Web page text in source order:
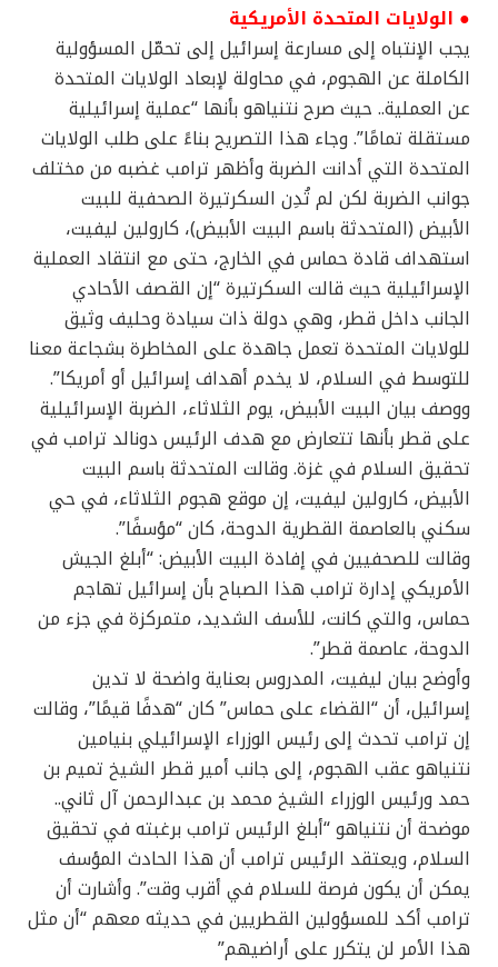
● الولايات المتحدة الأمريكية
يجب الإنتباه إلى مسارعة إسرائيل إلى تحمّل المسؤولية
الكاملة عن الهجوم، في محاولة لإبعاد الولايات المتحدة
عن العملية.. حيث صرح نتنياهو بأنها “عملية إسرائيلية
مستقلة تمامًا”. وجاء هذا التصريح بناءً على طلب الولايات
المتحدة التي أدانت الضربة وأظهر ترامب غضبه من مختلف
جوانب الضربة لكن لم تُدِن السكرتيرة الصحفية للبيت
الأبيض (المتحدثة باسم البيت الأبيض)، كارولين ليفيت،
استهداف قادة حماس في الخارج، حتى مع انتقاد العملية
الإسرائيلية حيث قالت السكرتيرة “إن القصف الأحادي
الجانب داخل قطر، وهي دولة ذات سيادة وحليف وثيق
للولايات المتحدة تعمل جاهدة على المخاطرة بشجاعة معنا
للتوسط في السلام، لا يخدم أهداف إسرائيل أو أمريكا”.
ووصف بيان البيت الأبيض، يوم الثلاثاء، الضربة الإسرائيلية
على قطر بأنها تتعارض مع هدف الرئيس دونالد ترامب في
تحقيق السلام في غزة. وقالت المتحدثة باسم البيت
الأبيض، كارولين ليفيت، إن موقع هجوم الثلاثاء، في حي
سكني بالعاصمة القطرية الدوحة، كان “مؤسفًا”.
وقالت للصحفيين في إفادة البيت الأبيض: “أبلغ الجيش
الأمريكي إدارة ترامب هذا الصباح بأن إسرائيل تهاجم
حماس، والتي كانت، للأسف الشديد، متمركزة في جزء من
الدوحة، عاصمة قطر”.
وأوضح بيان ليفيت، المدروس بعناية واضحة لا تدين
إسرائيل، أن “القضاء على حماس” كان “هدفًا قيمًا”، وقالت
إن ترامب تحدث إلى رئيس الوزراء الإسرائيلي بنيامين
نتنياهو عقب الهجوم، إلى جانب أمير قطر الشيخ تميم بن
حمد ورئيس الوزراء الشيخ محمد بن عبدالرحمن آل ثاني..
موضحة أن نتنياهو “أبلغ الرئيس ترامب برغبته في تحقيق
السلام، ويعتقد الرئيس ترامب أن هذا الحادث المؤسف
يمكن أن يكون فرصة للسلام في أقرب وقت”. وأشارت أن
ترامب أكد للمسؤولين القطريين في حديثه معهم “أن مثل
هذا الأمر لن يتكرر على أراضيهم”